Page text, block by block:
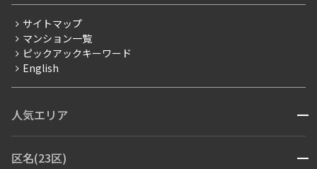
建物施設やお部屋の設備、方位、階数などの絞り込みが
できます
賃料改定
フリーレント
ペット可
ブランドマンション
サイトマップ
マンション一覧
ピックアックキーワード
English
人気エリア 開閉
青山・表参道・原宿
区名(23区) 開閉